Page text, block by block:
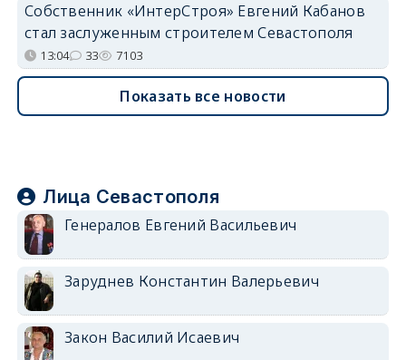
Собственник «ИнтерСтроя» Евгений Кабанов
стал заслуженным строителем Севастополя
13:04 33 7103
Показать все новости
Лица Севастополя
Генералов Евгений Васильевич
Заруднев Константин Валерьевич
Закон Василий Исаевич